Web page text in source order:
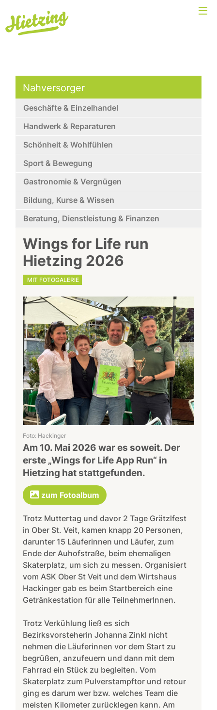
Nahversorger
Geschäfte & Einzelhandel
Handwerk & Reparaturen
Schönheit & Wohlfühlen
Sport & Bewegung
Gastronomie & Vergnügen
Bildung, Kurse & Wissen
Beratung, Dienstleistung & Finanzen
Wings for Life run
Hietzing 2026
MIT FOTOGALERIE
Foto: Hackinger
Am 10. Mai 2026 war es soweit. Der
erste „Wings for Life App Run“ in
Hietzing hat stattgefunden.
zum Fotoalbum
Trotz Muttertag und davor 2 Tage Grätzlfest
in Ober St. Veit, kamen knapp 20 Personen,
darunter 15 Läuferinnen und Läufer, zum
Ende der Auhofstraße, beim ehemaligen
Skaterplatz, um sich zu messen. Organisiert
vom ASK Ober St Veit und dem Wirtshaus
Hackinger gab es beim Startbereich eine
Getränkestation für alle TeilnehmerInnen.
Trotz Verkühlung ließ es sich
Bezirksvorsteherin Johanna Zinkl nicht
nehmen die Läuferinnen vor dem Start zu
begrüßen, anzufeuern und dann mit dem
Fahrrad ein Stück zu begleiten. Vom
Skaterplatz zum Pulverstampftor und retour
ging es darum wer bzw. welches Team die
meisten Kilometer zurücklegen kann. Am